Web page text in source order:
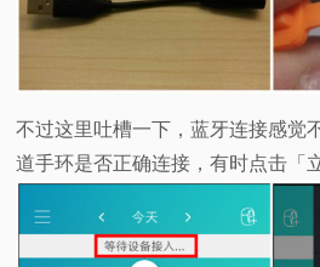
不过这里吐槽一下，蓝牙连接感觉
道手环是否正确连接，有时点击「